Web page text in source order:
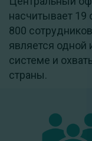
насчитывает 19
800
является одной
системе и
страны.